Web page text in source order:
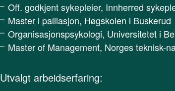
Off. godkjent sykepleier, Innherred
Master i palliasjon, Høgskolen i Buskerud
Organisasjonspsykologi, Universitetet i
Master of Management, Norges teknisk-
Utvalgt arbeidserfaring: